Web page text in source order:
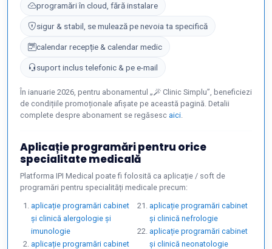
programări în cloud, fără instalare
sigur & stabil, se mulează pe nevoia ta specifică
calendar recepție & calendar medic
suport inclus telefonic & pe e-mail
În ianuarie 2026, pentru abonamentul „
Clinic Simplu”, beneficiezi
de condițiile promoționale afișate pe această pagină. Detalii
complete despre abonament se regăsesc aici.
Aplicație programări pentru orice
specialitate medicală
Platforma IPI Medical poate fi folosită ca aplicație / soft de
programări pentru specialități medicale precum:
aplicație programări cabinet
și clinică alergologie și
imunologie
aplicație programări cabinet
aplicație programări cabinet
și clinică nefrologie
aplicație programări cabinet
și clinică neonatologie